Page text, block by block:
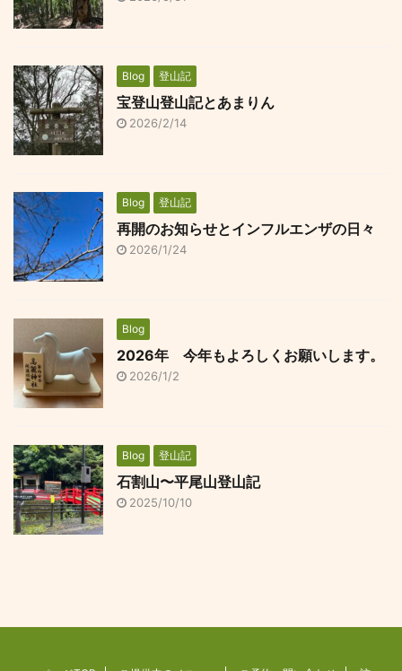
Blog 登山記
宝登山登山記とあまりん
2026/2/14
Blog 登山記
再開のお知らせとインフルエンザの日々
2026/1/24
Blog
2026年 今年もよろしくお願いします。
2026/1/2
Blog 登山記
石割山〜平尾山登山記
2025/10/10